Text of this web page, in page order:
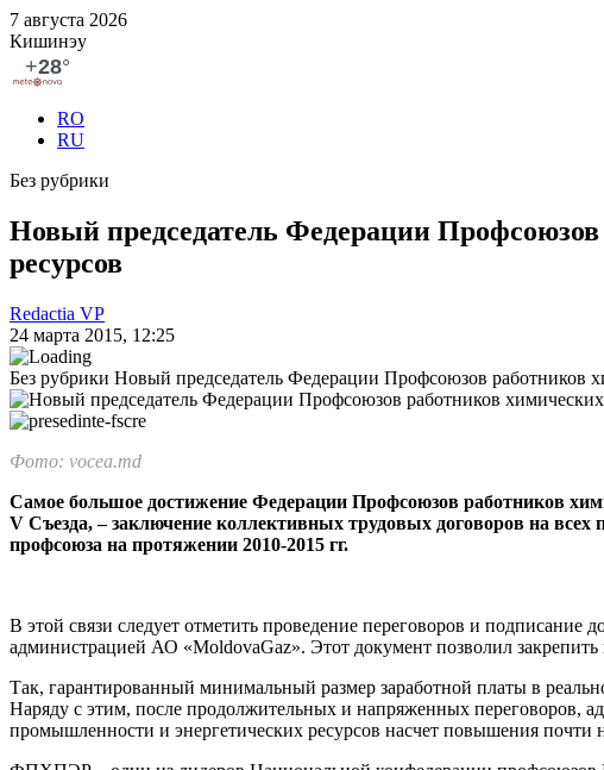
7 августа 2026
Кишинэу
RO
RU
Без рубрики
Новый председатель Федерации
ресурсов
Redactia VP
24 марта 2015, 12:25
Без рубрики Новый председатель Федерации Профсоюзов работников
Фото: vocea.md
Самое большое достижение Феде­рации Профсоюзов работников
V Съезда, – заключе­ние коллективных трудовых дого­воров на
профсоюза на протя­жении 2010-2015 гг.
В этой связи следует отметить проведе­ние переговоров и
администрацией АО «MoldovaGaz». Этот документ позво­лил
Так, гарантированный минимальный размер заработной платы в
Наряду с этим, после продолжительных и напряженных переговоров,
промышленности и энергетических ресурсов насчет повышения почти